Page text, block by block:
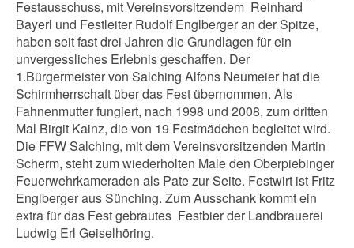
Festausschuss, mit Vereinsvorsitzendem Reinhard
Bayerl und Festleiter Rudolf Englberger an der Spitze,
haben seit fast drei Jahren die Grundlagen für ein
unvergessliches Erlebnis geschaffen. Der
1.Bürgermeister von Salching Alfons Neumeier hat die
Schirmherrschaft über das Fest übernommen. Als
Fahnenmutter fungiert, nach 1998 und 2008, zum dritten
Mal Birgit Kainz, die von 19 Festmädchen begleitet wird.
Die FFW Salching, mit dem Vereinsvorsitzenden Martin
Scherm, steht zum wiederholten Male den Oberpiebinger
Feuerwehrkameraden als Pate zur Seite. Festwirt ist Fritz
Englberger aus Sünching. Zum Ausschank kommt ein
extra für das Fest gebrautes Festbier der Landbrauerei
Ludwig Erl Geiselhöring.